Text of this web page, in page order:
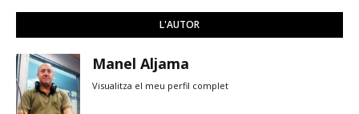
L'AUTOR
Manel Aljama
Visualitza el meu perfil complet